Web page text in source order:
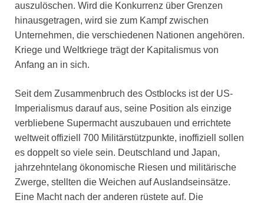
auszulöschen. Wird die Konkurrenz über Grenzen
hinausgetragen, wird sie zum Kampf zwischen
Unternehmen, die verschiedenen Nationen angehören.
Kriege und Weltkriege trägt der Kapitalismus von
Anfang an in sich.
Seit dem Zusammenbruch des Ostblocks ist der US-
Imperialismus darauf aus, seine Position als einzige
verbliebene Supermacht auszubauen und errichtete
weltweit offiziell 700 Militärstützpunkte, inoffiziell sollen
es doppelt so viele sein. Deutschland und Japan,
jahrzehntelang ökonomische Riesen und militärische
Zwerge, stellten die Weichen auf Auslandseinsätze.
Eine Macht nach der anderen rüstete auf. Die